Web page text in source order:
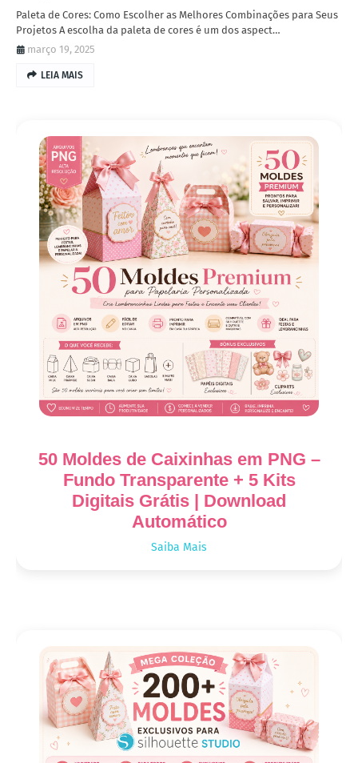
Paleta de Cores: Como Escolher as Melhores Combinações para Seus
Projetos A escolha da paleta de cores é um dos aspect…
março 19, 2025
LEIA MAIS
50 Moldes de Caixinhas em PNG –
Fundo Transparente + 5 Kits
Digitais Grátis | Download
Automático
Saiba Mais